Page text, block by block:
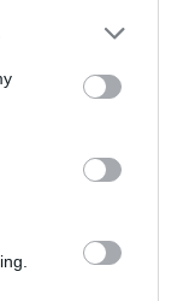
y
28/07/2026
para el
31/07/2026